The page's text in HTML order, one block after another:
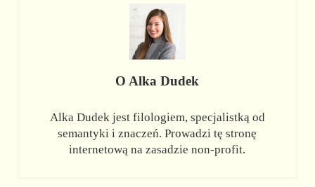
OAlka Dudek
Alka Dudek jest filologiem, specjalistką od
semantyki i znaczeń. Prowadzi tę stronę
internetową na zasadzie non-profit.